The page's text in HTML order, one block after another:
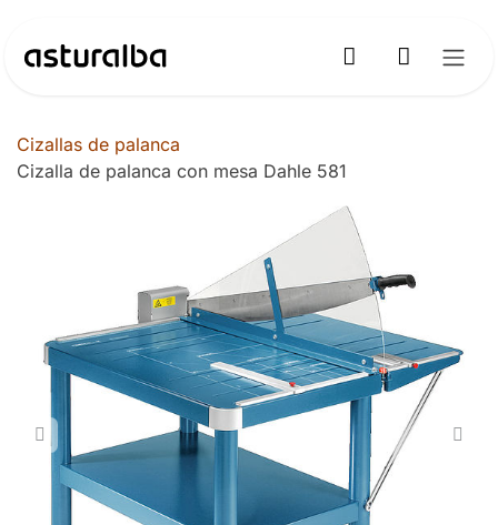
Cizallas de palanca
Cizalla de palanca con mesa Dahle 581